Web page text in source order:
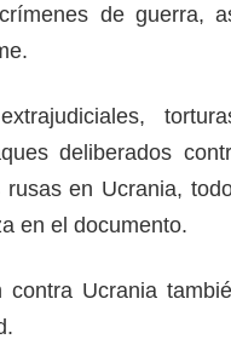
de guerra,
deliberados
en Ucrania,
en el documento.
Ucrania